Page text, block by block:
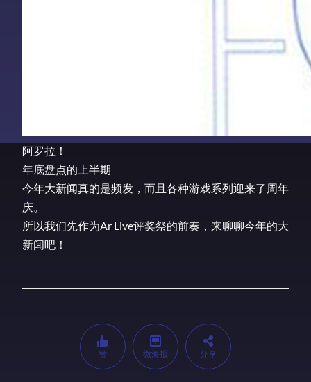
阿罗拉！
年底盘点的上半期
今年大新闻真的是频发，而且各种游戏系列迎来了周年
庆。
所以我们先作为Ar Live评奖祭的前奏，来聊聊今年的大
新闻吧！
赞 微海报 分享